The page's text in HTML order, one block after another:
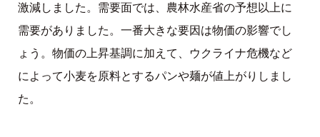
激減しました。需要面では、農林水産省の予想以上に
需要がありました。一番大きな要因は物価の影響でし
ょう。物価の上昇基調に加えて、ウクライナ危機など
によって小麦を原料とするパンや麺が値上がりしまし
た。